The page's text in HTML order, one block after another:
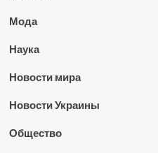
Мода
Наука
Новости мира
Новости Украины
Общество